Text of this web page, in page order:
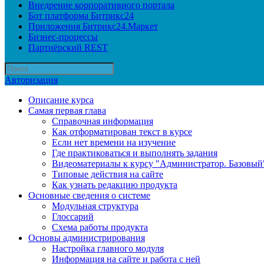
Внедрение корпоративного портала
Бот платформа Битрикс24
Приложения Битрикс24.Маркет
Бизнес-процессы
Партнёрский REST
Авторизация
Описание курса
Самая первая глава
Справочная информация
Как отформатирован текст в курсе
Если нет времени на изучение
Где практиковаться и выполнять задания
Видеоматериалы к курсу "Администратор.
Типовые действия на сайте
Как узнать редакцию продукта
Основные сведения о системе
Модульная структура
Глоссарий
Схема работы продукта
Основы администрирования
Настройка главного модуля
Информация на сайте и работа с ней